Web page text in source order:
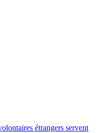
étrangers servent